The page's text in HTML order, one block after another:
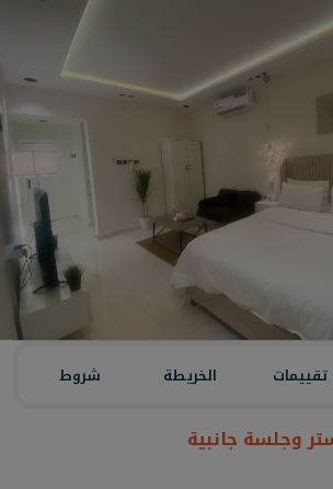
تقييمات الخريطة شروط
وجلسة جانبية